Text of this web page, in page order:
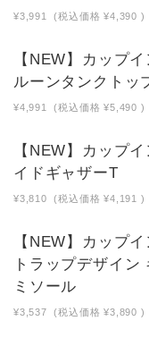
¥3,991 (税込価格 ¥4,390 )
【NEW】カップ
ルーンタンクトッ
¥4,991 (税込価格 ¥5,490 )
【NEW】カップ
イドギャザーT
¥3,810 (税込価格 ¥4,191 )
【NEW】カップ
トラップデザイン
ミソール
¥3,537 (税込価格 ¥3,890 )